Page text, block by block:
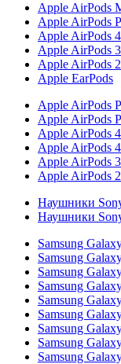
Apple AirPods
Apple AirPods
Apple AirPods 4
Apple AirPods 3
Apple AirPods 2
Apple EarPods
Apple AirPods
Apple AirPods
Apple AirPods
Apple AirPods
Apple AirPods
Apple AirPods
Наушники
Наушники
Samsung
Samsung
Samsung
Samsung
Samsung
Samsung
Samsung
Samsung
Samsung